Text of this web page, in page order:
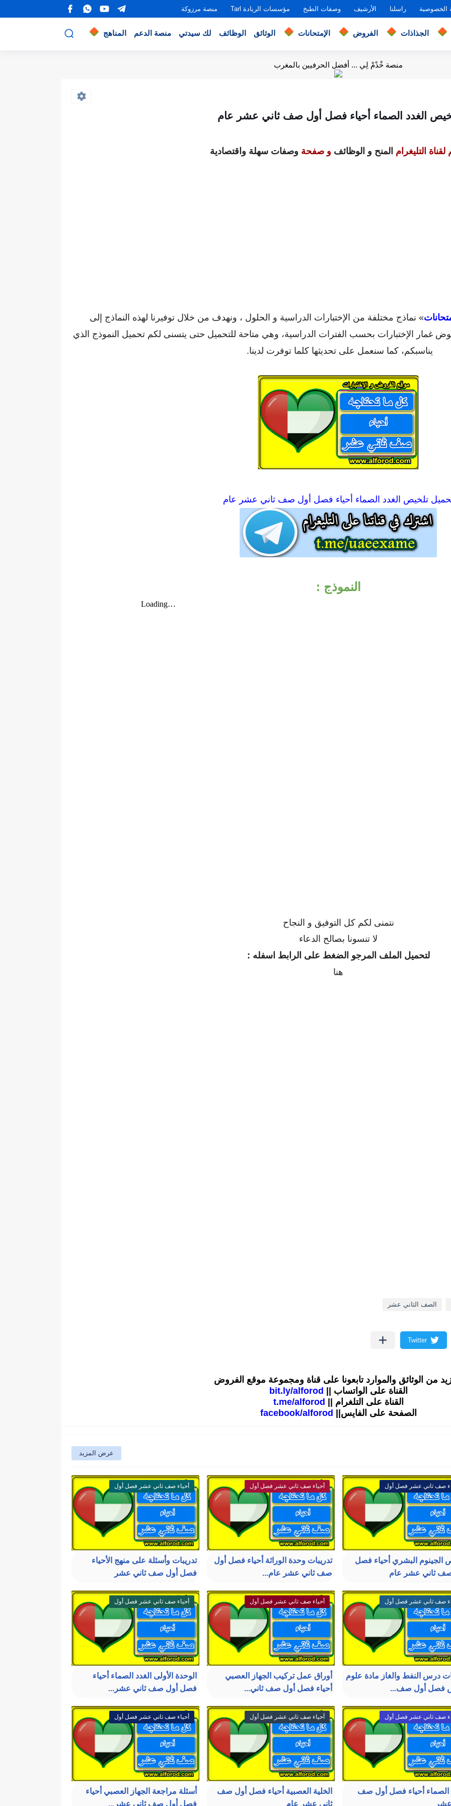
الخصوصية راسلنا الأرشيف وصفات الطبخ مؤسسات الريادة Tarl منصة مرزوكة
الجذاذات الفروض الإمتحانات الوثائق الوظائف لك سيدتي منصة الدعم المناهج
منصة خْدْمْ لِي ... أفضل الحرفيين بالمغرب
الغدد الصماء أحياء فصل أول صف ثاني عشر عام
التليغرام المنح و الوظائف و صفحة وصفات سهلة واقتصادية
» نماذج مختلفة من الإختبارات الدراسية و الحلول ، ونهدف من خلال توفيرنا لهذه النماذج إلى
غمار الإختبارات بحسب الفترات الدراسية، وهي متاحة للتحميل حتى يتسنى لكم تحميل النموذج الذي
يناسبكم، كما سنعمل على تحديثها كلما توفرت لدينا.
تلخيص الغدد الصماء أحياء فصل أول صف ثاني عشر عام
النموذج :
نتمنى لكم كل التوفيق و النجاح
لا تنسونا بصالح الدعاء
لتحميل الملف المرجو الضغط على الرابط اسفله :
هنا
الصف الثاني عشر
من الوثائق والموارد تابعونا على قناة ومجموعة موقع الفروض
القناة على الواتساب ||
bit.ly/alforod
القناة على التلغرام ||
t.me/alforod
الصفحة على الفايس||
facebook/alforod
عرض المزيد
صف ثاني عشر فصل أول
الجينوم البشري أحياء فصل
ثاني عشر عام
أحياء صف ثاني عشر فصل أول
تدريبات وحدة الوراثة أحياء فصل أول
صف ثاني عشر عام...
أحياء صف ثاني عشر فصل أول
تدريبات وأسئلة على منهج الأحياء
فصل أول صف ثاني عشر
صف ثاني عشر فصل أول
درس النفط والغاز مادة علوم
فصل أول صف...
أحياء صف ثاني عشر فصل أول
أوراق عمل تركيب الجهاز العصبي
أحياء فصل أول صف ثاني...
أحياء صف ثاني عشر فصل أول
الوحدة الأولى الغدد الصماء أحياء
فصل أول صف ثاني عشر...
صف ثاني عشر فصل أول
الصماء أحياء فصل أول صف
أحياء صف ثاني عشر فصل أول
الخلية العصبية أحياء فصل أول صف
ثاني عشر عام
أحياء صف ثاني عشر فصل أول
أسئلة مراجعة الجهاز العصبي أحياء
فصل أول صف ثاني عشر...